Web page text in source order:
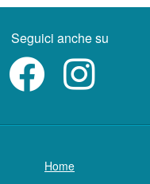
Seguici anche su
Home